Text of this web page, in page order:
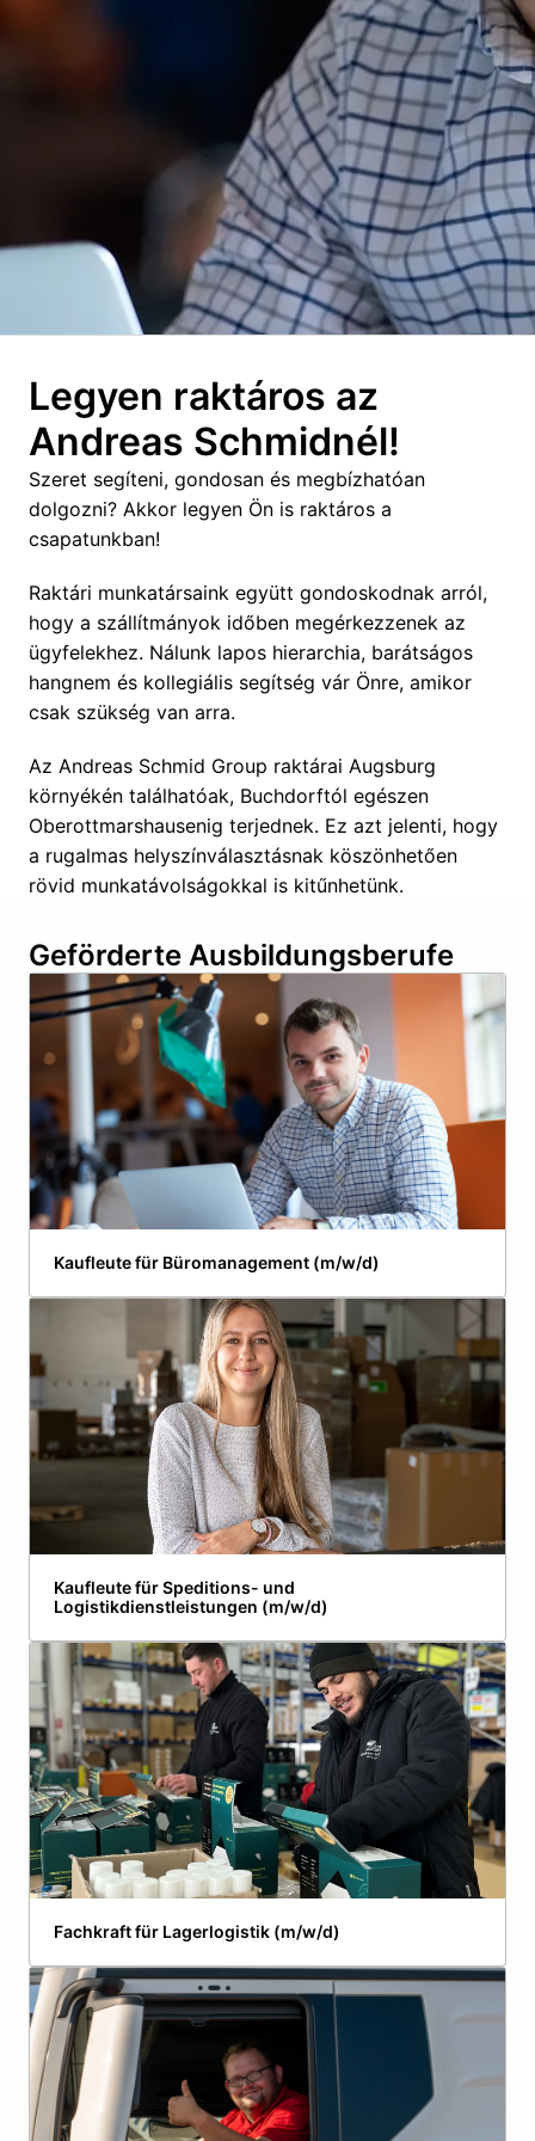
Legyen raktáros az
Andreas Schmidnél!
Szeret segíteni, gondosan és megbízhatóan
dolgozni? Akkor legyen Ön is raktáros a
csapatunkban!
Raktári munkatársaink együtt gondoskodnak arról,
hogy a szállítmányok időben megérkezzenek az
ügyfelekhez. Nálunk lapos hierarchia, barátságos
hangnem és kollegiális segítség vár Önre, amikor
csak szükség van arra.
Az Andreas Schmid Group raktárai Augsburg
környékén találhatóak, Buchdorftól egészen
Oberottmarshausenig terjednek. Ez azt jelenti, hogy
a rugalmas helyszínválasztásnak köszönhetően
rövid munkatávolságokkal is kitűnhetünk.
Geförderte Ausbildungsberufe
Kaufleute für Büromanagement (m/w/d)
Kaufleute für Speditions- und
Logistikdienstleistungen (m/w/d)
Fachkraft für Lagerlogistik (m/w/d)